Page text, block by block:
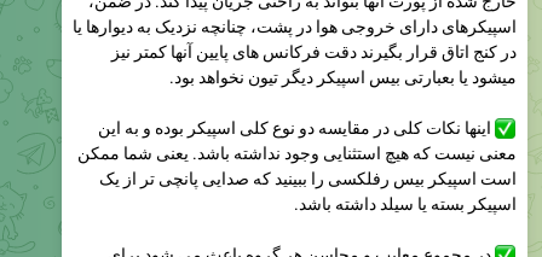
اسپیکرهای دارای خروجی هوا در پشت، چنانچه نزدیک به دیوارها یا
در کنج اتاق قرار بگیرند دقت فرکانس های پایین آنها کمتر نیز
میشود یا بعبارتی بیس اسپیکر دیگر تیون نخواهد بود.
اینها نکات کلی در مقایسه دو نوع کلی اسپیکر بوده و به این
معنی نیست که هیچ استثنایی وجود نداشته باشد. یعنی شما ممکن
است اسپیکر بیس رفلکسی را ببینید که صدایی پانچی تر از یک
اسپیکر بسته یا سیلد داشته باشد.